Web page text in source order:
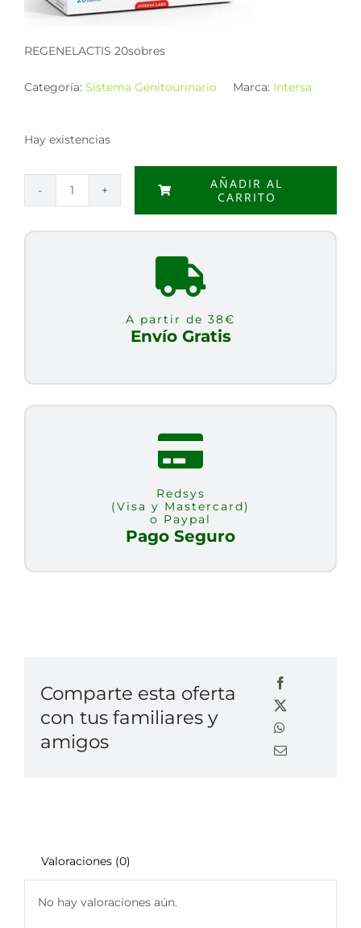
REGENELACTIS 20sobres
Categoría: Sistema Genitourinario Marca: Intersa
Hay existencias
REGENELACTIS
AÑADIR AL
CARRITO
A partir de 38€
Envío Gratis
Redsys
(Visa y Mastercard)
o Paypal
Pago Seguro
Comparte esta oferta
con tus familiares y
amigos
Valoraciones (0)
No hay valoraciones aún.